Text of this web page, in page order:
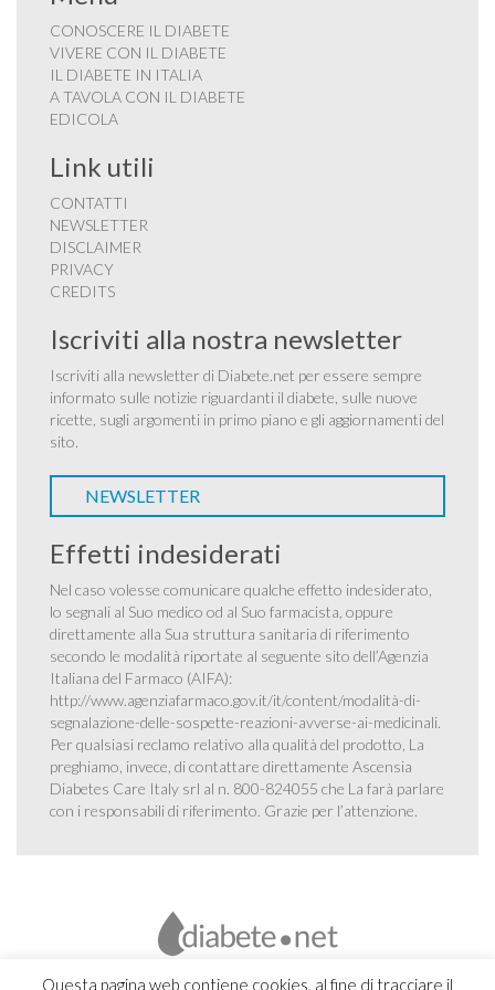
Questa pagina web contiene cookies, al fine di tracciare il
CONOSCERE IL DIABETE
VIVERE CON IL DIABETE
IL DIABETE IN ITALIA
A TAVOLA CON IL DIABETE
EDICOLA
Link utili
CONTATTI
NEWSLETTER
DISCLAIMER
PRIVACY
CREDITS
Iscriviti alla nostra newsletter
Iscriviti alla newsletter di Diabete.net per essere sempre
informato sulle notizie riguardanti il diabete, sulle nuove
ricette, sugli argomenti in primo piano e gli aggiornamenti del
sito.
NEWSLETTER
Effetti indesiderati
Nel caso volesse comunicare qualche effetto indesiderato,
lo segnali al Suo medico od al Suo farmacista, oppure
direttamente alla Sua struttura sanitaria di riferimento
secondo le modalità riportate al seguente sito dell’Agenzia
Italiana del Farmaco (AIFA):
http://www.agenziafarmaco.gov.it/it/content/modalità-di-
segnalazione-delle-sospette-reazioni-avverse-ai-medicinali.
Per qualsiasi reclamo relativo alla qualità del prodotto, La
preghiamo, invece, di contattare direttamente Ascensia
Diabetes Care Italy srl al n. 800-824055 che La farà parlare
con i responsabili di riferimento. Grazie per l’attenzione.